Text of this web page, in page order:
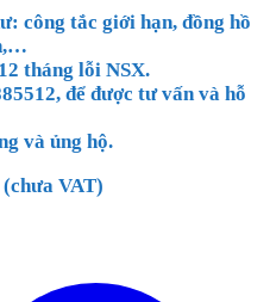
công tắc giới hạn, đồng hồ
…
tháng lỗi NSX.
để được tư vấn và hỗ
và ủng hộ.
VAT)